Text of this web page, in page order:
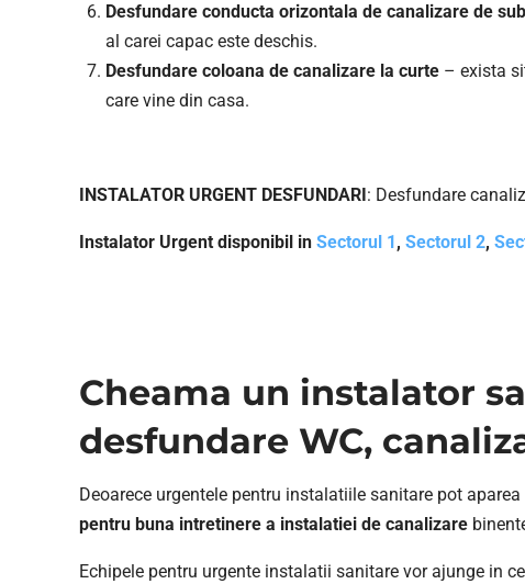
Desfundare conducta orizontala de canalizare de
al carei capac este deschis.
Desfundare coloana de canalizare la curte – exista
care vine din casa.
INSTALATOR URGENT DESFUNDARI : Desfundare
Instalator Urgent disponibil in Sectorul 1 , Sectorul 2,
Cheama un instalator
desfundare WC,
Deoarece urgentele pentru instalatiile sanitare pot
pentru buna intretinere a instalatiei de canalizare
Echipele pentru urgente instalatii sanitare vor ajunge in